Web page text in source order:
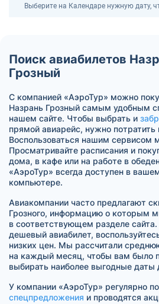
Выберите на Календаре нужную дату,
Поиск авиабилетов
Грозный
С компанией «АэроТур» можно
Назрань Грозный самым удобным
нашем сайте. Чтобы выбрать и
прямой авиарейс, нужно потратить
Воспользоваться нашим сервисом
Просматривайте расписания и
дома, в кафе или на работе в
«АэроТур» всегда доступен в
компьютере.
Авиакомпании часто предлагают
Грозного, информацию о которым
в соответствующем разделе
дешевый авиабилет,
низких цен. Мы рассчитали
на каждый месяц, чтобы вам было
выбирать наиболее выгодные даты
У компании «АэроТур» регулярно
спецпредложения и проводятся